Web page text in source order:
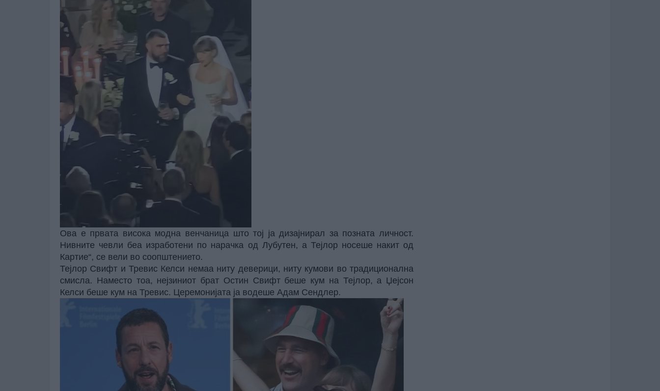
Ова е првата висока модна венчаница што тој ја дизајнирал за позната личност.
Нивните чевли беа изработени по нарачка од Лубутен, а Тејлор носеше накит од
Картие“, се вели во соопштението.
Тејлор Свифт и Тревис Келси немаа ниту деверици, ниту кумови во традиционална
смисла. Наместо тоа, нејзиниот брат Остин Свифт беше кум на Тејлор, а Џејсон
Келси беше кум на Тревис. Церемонијата ја водеше Адам Сендлер.